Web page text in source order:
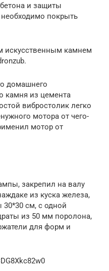
и защиты
покрыть
искусственным камнем
домашнего
камня из цемента
вибростолик легко
мотора от чего-
мотор от
закрепил на валу
из куска железа,
см, с одной
из 50 мм поролона,
для форм и